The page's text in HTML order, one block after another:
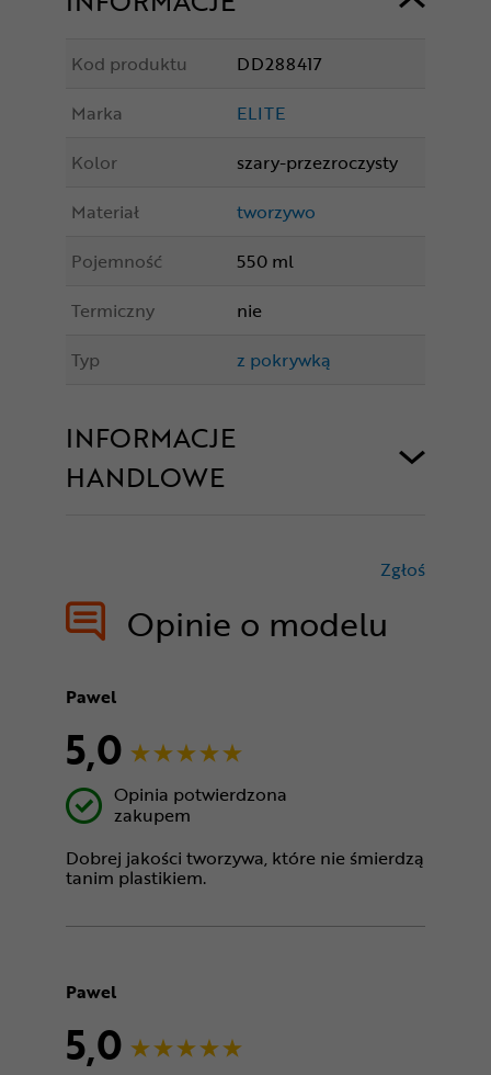
Kod produktu
DD288417
Marka
ELITE
Kolor
szary-przezroczysty
Materiał
tworzywo
Pojemność
550 ml
Termiczny
nie
Typ
z pokrywką
INFORMACJE
HANDLOWE
Opinie o modelu
Zgłoś
Pawel
5,0
Opinia potwierdzona
zakupem
Dobrej jakości tworzywa, które nie śmierdzą
tanim plastikiem.
Pawel
5,0